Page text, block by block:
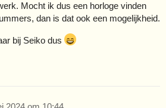
Mocht ik dus een horloge vinden
dan is dat ook een mogelijkheid.
bij Seiko dus